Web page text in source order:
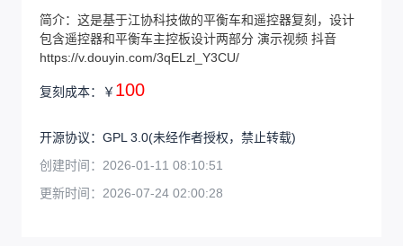
简介： 这是基于江协科技做的平衡车和遥控器复刻，设计
包含遥控器和平衡车主控板设计两部分 演示视频 抖音
https://v.douyin.com/3qELzl_Y3CU/
复刻成本： ￥ 100
开源协议： GPL 3.0(未经作者授权，禁止转载)
创建时间： 2026-01-11 08:10:51
更新时间： 2026-07-24 02:00:28